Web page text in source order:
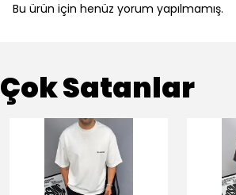
Bu ürün için henüz yorum yapılmamış.
Çok Satanlar